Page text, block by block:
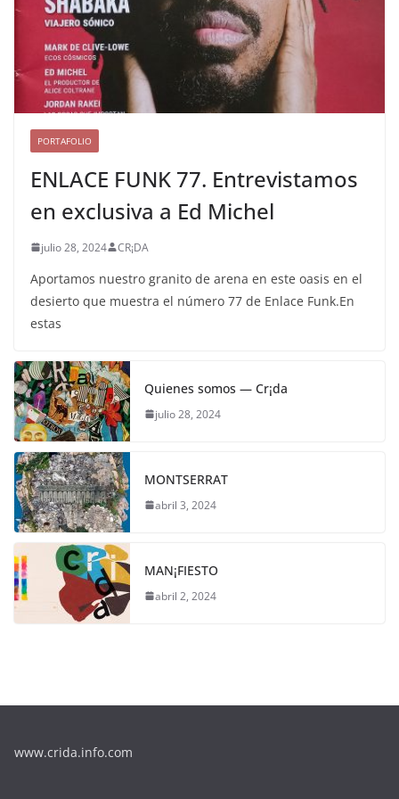
PORTAFOLIO
ENLACE FUNK 77. Entrevistamos
en exclusiva a Ed Michel
julio 28, 2024 CR¡DA
Aportamos nuestro granito de arena en este oasis en el
desierto que muestra el número 77 de Enlace Funk.En
estas
Quienes somos — Cr¡da
julio 28, 2024
MONTSERRAT
abril 3, 2024
MAN¡FIESTO
abril 2, 2024
www.crida.info.com